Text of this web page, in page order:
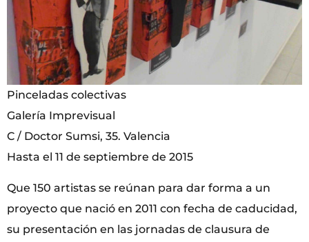
Pinceladas colectivas
Galería Imprevisual
C / Doctor Sumsi, 35. Valencia
Hasta el 11 de septiembre de 2015
Que 150 artistas se reúnan para dar forma a un
proyecto que nació en 2011 con fecha de caducidad,
su presentación en las jornadas de clausura de